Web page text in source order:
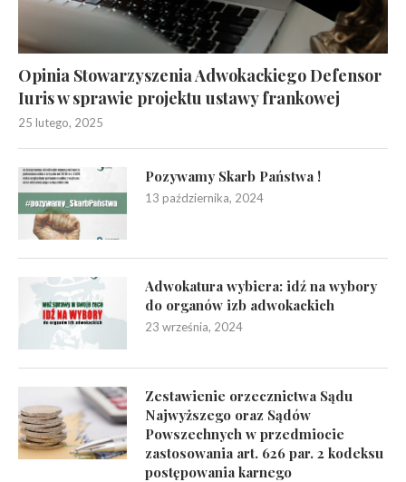
Opinia Stowarzyszenia Adwokackiego Defensor
Iuris w sprawie projektu ustawy frankowej
25 lutego, 2025
Pozywamy Skarb Państwa !
13 października, 2024
Adwokatura wybiera: idź na wybory
do organów izb adwokackich
23 września, 2024
Zestawienie orzecznictwa Sądu
Najwyższego oraz Sądów
Powszechnych w przedmiocie
zastosowania art. 626 par. 2 kodeksu
postępowania karnego